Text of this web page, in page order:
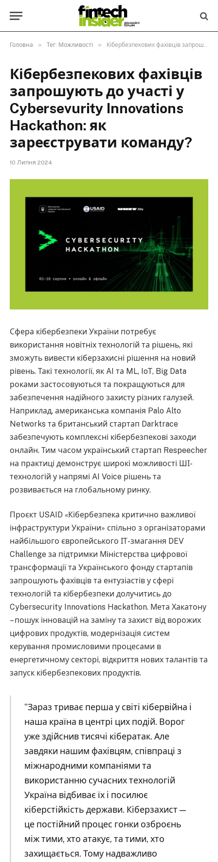
Головна » Тег: Можливості » Кібербезпекових фахівців запрошують до участі у Cybersevurity Innovations Hackathon: як зареєструвати команду?
Кібербезпекових фахівців
запрошують до участі у
Cybersevurity Innovations
Hackathon: як
зареєструвати команду?
10 Липня 2024
Сфера кібербезпеки України потребує
використання новітніх технологій та рішень, які
зможуть вивести кіберзахисні рішення на новий
рівень. Такі технології, як AI та ML, IoT, Big Data
роками застосовуються та покращуються для
забезпечення надійного захисту різних галузей.
Наприклад, американська компанія Palo Alto
Networks та британський стартап Darktrace
забезпечують комплексні кібербезпекові заходи
онлайн. Тим часом український стартап Respeecher
на практиці демонструє широкі можливості ШІ-
технологій у напрямі AI Voice рішень та
розвивається на глобальному ринку.
Проєкт USAID «Кібербезпека критично важливої
інфраструктури України» спільно з організаторами
найбільшого європейського ІТ-змагання DEV
Challenge за підтримки Міністерства цифрової
трансформації та Українського фонду стартапів
запрошують фахівців та ентузіастів у сфері
технологій та кібербезпеки долучитись до
Cybersecurity Innovations Hackathon. Мета Хакатону
– пошук інновацій на заміну та захист від ворожих
цифрових продуктів, модернізація систем
керування промисловими процесами в
енергетичному секторі, відкриття нових талантів та
запуск кібербезпекових продуктів.
“Зараз триває перша у світі кібервійна і
наша країна в центрі цих подій. Ворог
уже здійснив тисячі кібератак. Але
завдяки нашим фахівцям, співпраці з
міжнародними компаніями та
використанню сучасних технологій
Україна відбиває їх і посилює
кіберстійкість держави. Кіберзахист —
це постійний процес гонки озброєнь
між тими, хто атакує, та тими, хто
захищається. Тому надважливо